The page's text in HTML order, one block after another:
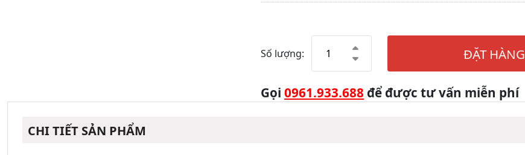
Số lượng: ĐẶT HÀNG
Gọi 0961.933.688 để được tư vấn miễn phí
CHI TIẾT SẢN PHẨM